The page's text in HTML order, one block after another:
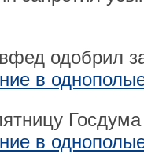
одобрил
в
в